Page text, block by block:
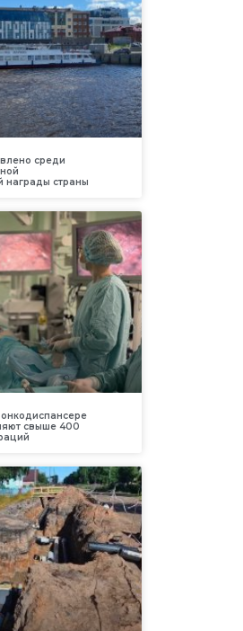
среди
награды страны
свыше 400